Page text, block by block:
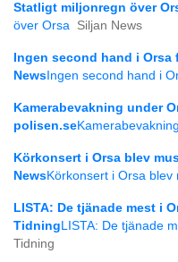
Statligt miljonregn över
över Orsa Siljan News
Ingen second hand i
News Ingen second hand i
Kamerabevakning under
polisen.se
Körkonsert i Orsa blev
NewsKörkonsert i Orsa
LISTA: De tjänade mest i
Tidning LISTA: De tjänade
Tidning